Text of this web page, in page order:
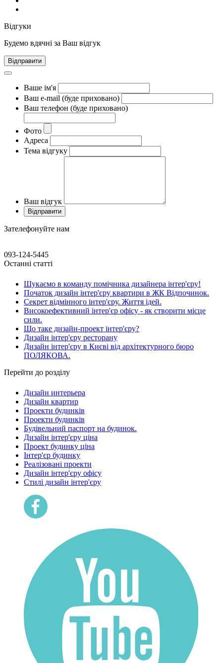
Відгуки
Будемо вдячні за Ваш відгук
Відправити
Ваше ім'я
Ваш e-mail (буде приховано)
Ваш телефон (буде приховано)
Фото
Адреса
Тема відгуку
Ваш відгук
Зателефонуйте нам
093-124-5445
Останні статті
Шукаємо в команду помічника дизайнера інтер'єру!
Початок дизайн інтер'єру квартири в ЖК Відпочинок.
Секрет відмінного інтер'єру. Життя ідей.
Високоефективний інтер'єр офісу - як створити місце
сили.
Що таке дизайн-проект інтер'єру?
Дизайн інтер'єру ресторану
Дизайн інтер'єру в Києві від архітектурного бюро
ПОЛЯКОВА.
Перейти до розділу
Дизайн интерьера
Дизайн квартир
Проекти будинків
Проекти будинків
Будівельний паспорт на будинок.
Дизайн інтер'єру ціна
Проект будинку ціна
Інтер'єр будинку
Реалізовані проекти
Дизайн інтер'єру офісу
Cтилі дизайн інтер'єру